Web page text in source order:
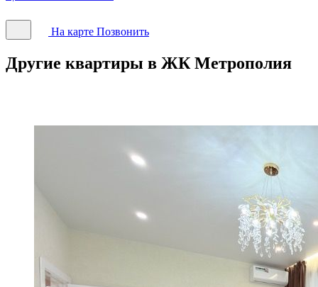
На карте Позвонить
Другие квартиры в ЖК Метрополия